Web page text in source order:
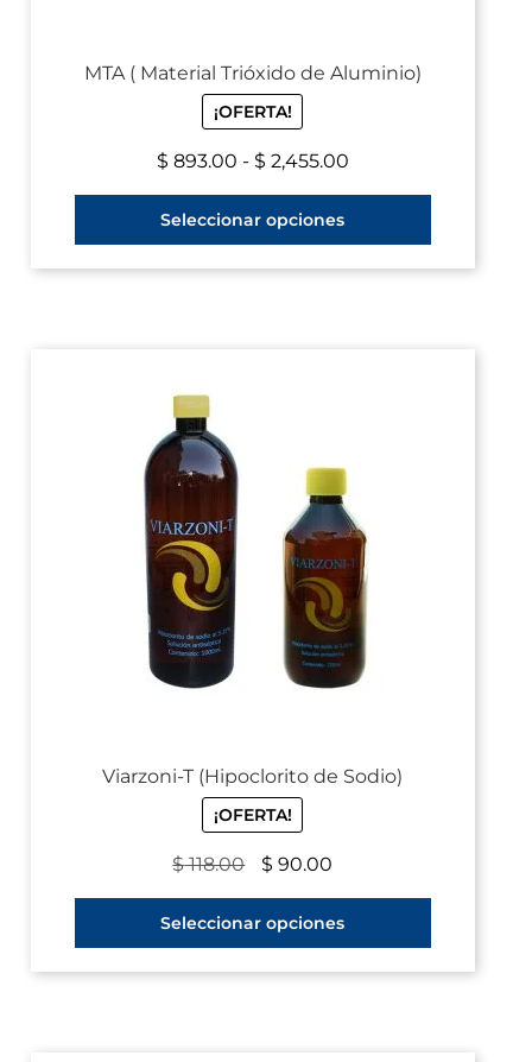
MTA ( Material Trióxido de Aluminio)
¡OFERTA!
$ 893.00 - $ 2,455.00
Seleccionar opciones
Viarzoni-T (Hipoclorito de Sodio)
¡OFERTA!
$118.00 $ 90.00
Seleccionar opciones